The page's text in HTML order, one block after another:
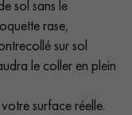
sol sans le
rase,
sur sol
le coller en plein
surface réelle.